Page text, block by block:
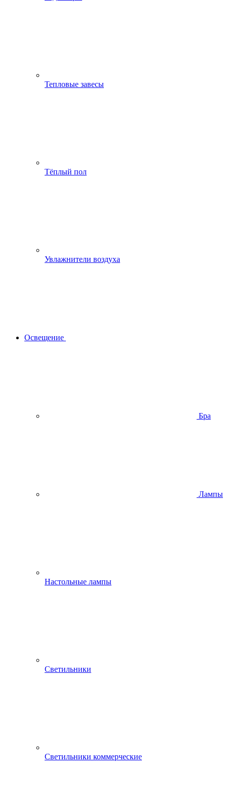
Тепловые завесы
Тёплый пол
Увлажнители воздуха
Освещение
Бра
Лампы
Настольные лампы
Светильники
Светильники коммерческие